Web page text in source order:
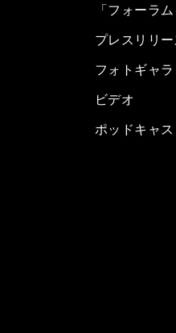
「フォーラ
プレスリリー
フォトギャ
ビデオ
ポッドキャス